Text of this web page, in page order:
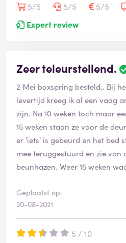
5/5
5/5 5/5
Expert review
Zeer teleurstellend.
2 Mei boxspring besteld.. Bij
levertijd kreeg ik al een vaag
zijn. Na 10 weken toch maar
15 weken staan ze voor de
er 'iets' is gebeurd en het bed
mee teruggestuurd en zie van
beunhazen. Weer 15 weken
Geplaatst op:
20-08-2021
5 / 10